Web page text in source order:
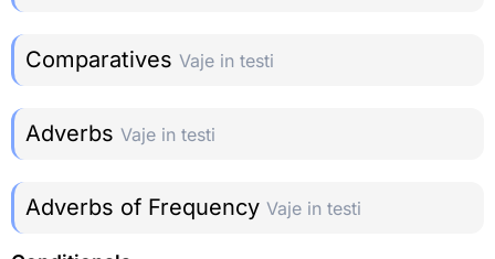
Comparatives Vaje in testi
Adverbs Vaje in testi
Adverbs of Frequency Vaje in testi